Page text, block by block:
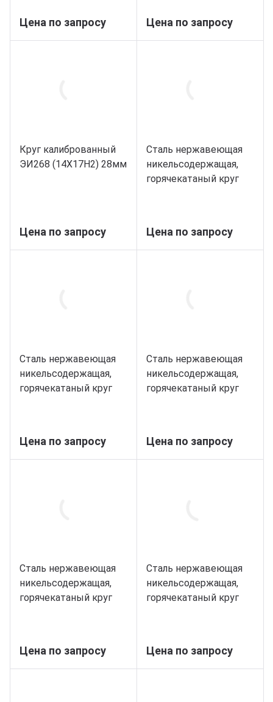
Цена по запросу Цена по запросу
Круг калиброванный
ЭИ268 (14Х17Н2) 28мм
Цена по запросу
Сталь нержавеющая
никельсодержащая,
горячекатаный круг
Цена по запросу
Сталь нержавеющая
никельсодержащая,
горячекатаный круг
Цена по запросу
Сталь нержавеющая
никельсодержащая,
горячекатаный круг
Цена по запросу
Сталь нержавеющая
никельсодержащая,
горячекатаный круг
Цена по запросу
Сталь нержавеющая
никельсодержащая,
горячекатаный круг
Цена по запросу